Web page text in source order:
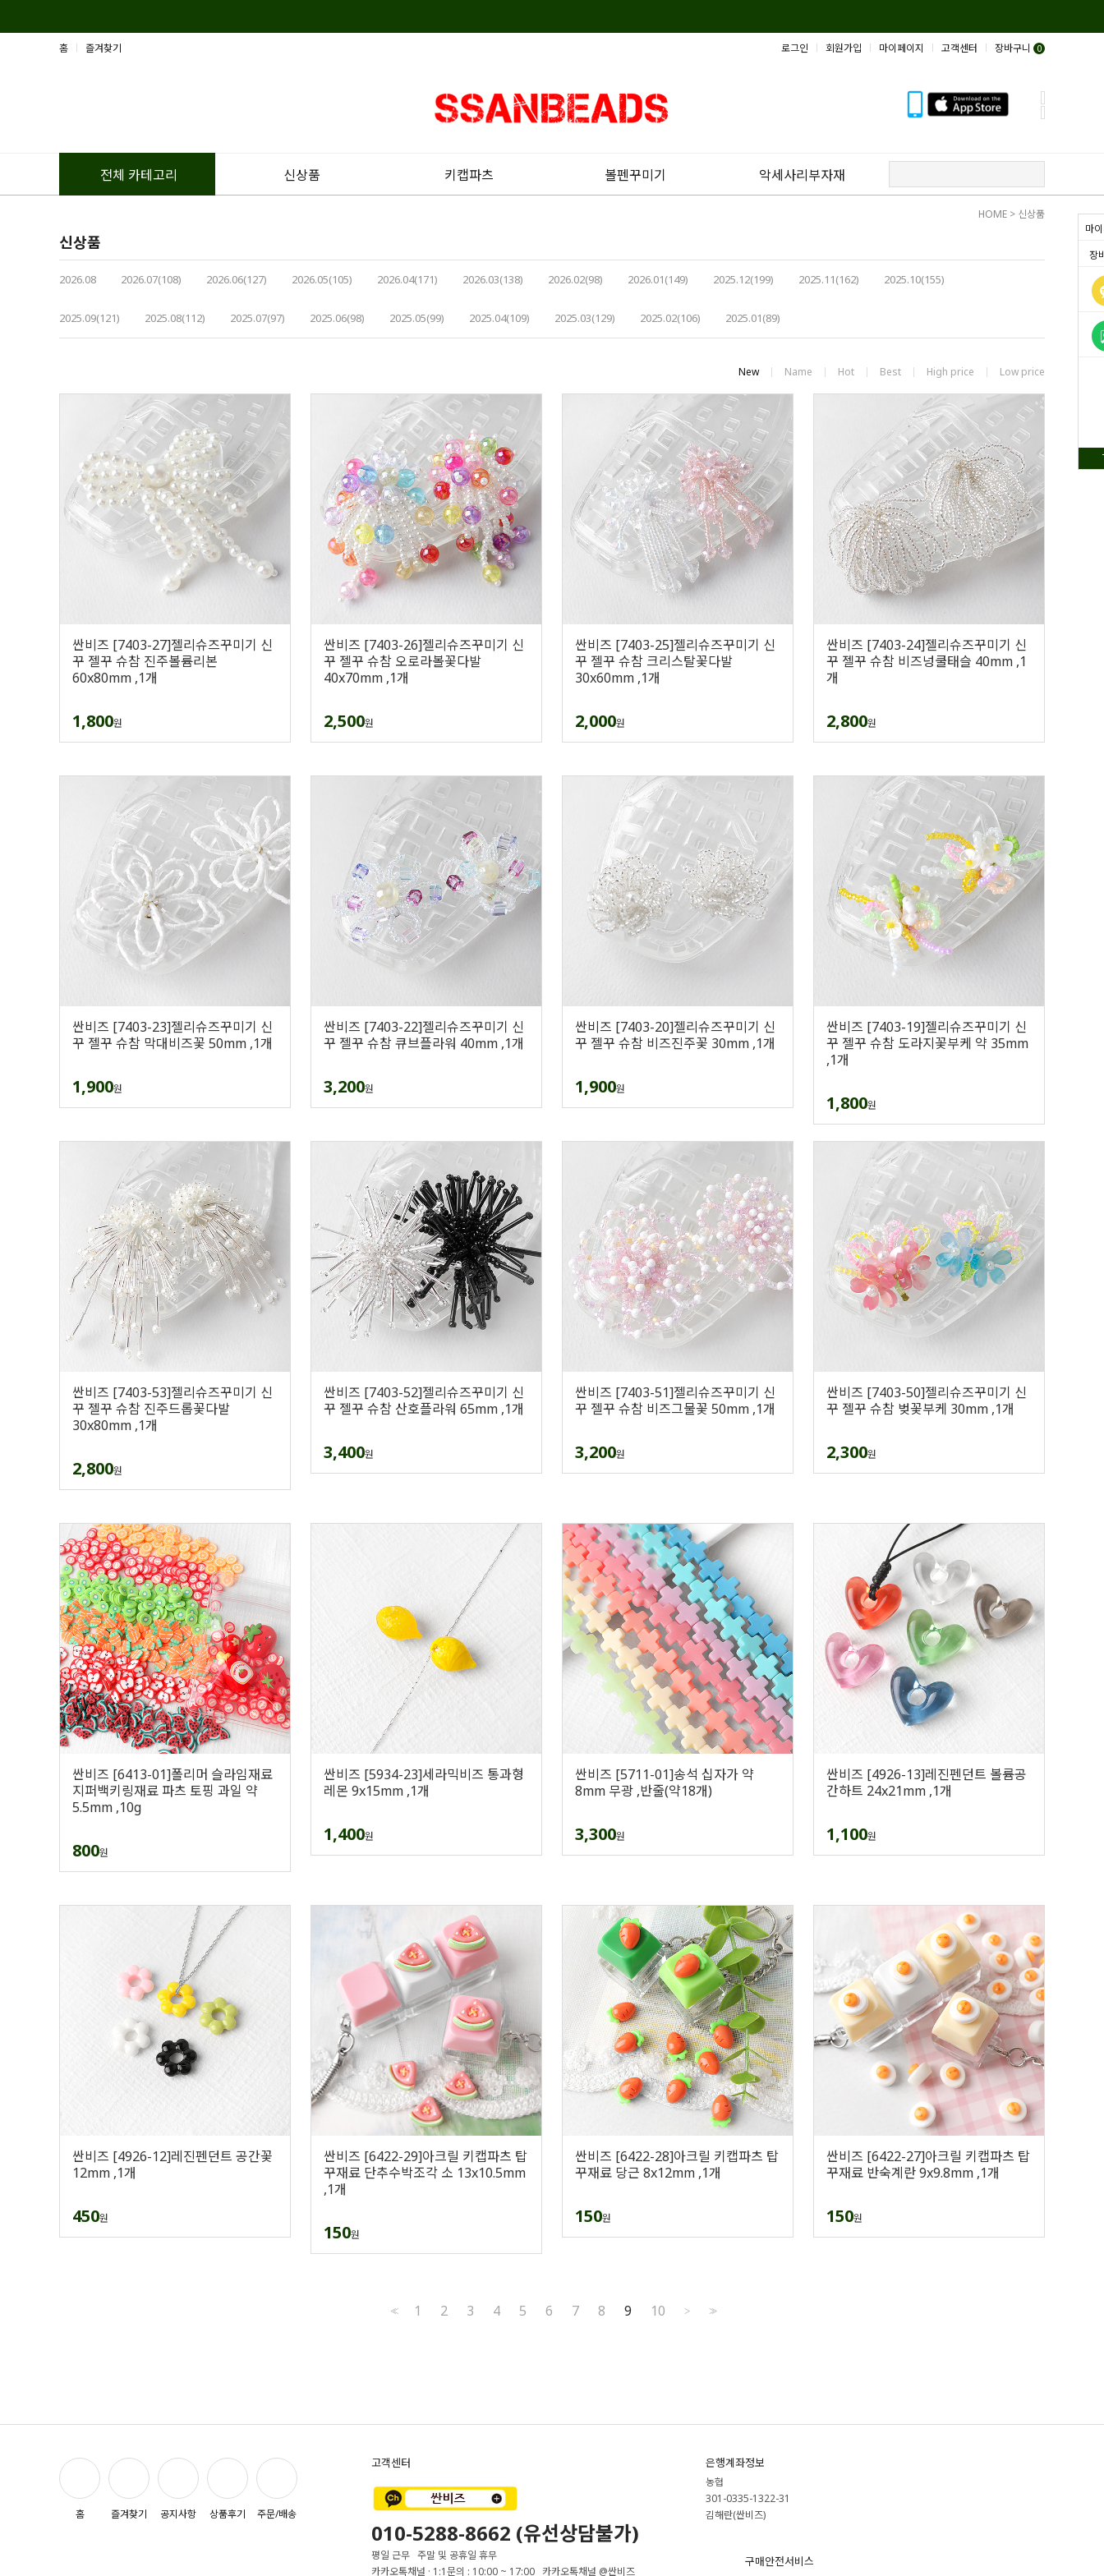
마
장
홈 즐겨찾기 로그인 회원가입 마이페이지 고객센터 장바구니 0
전체 카테고리 신상품 키캡파츠 볼펜꾸미기 악세사리부자재
HOME > 신상품
신상품
2026.08 2026.07(108) 2026.06(127) 2026.05(105) 2026.04(171) 2026.03(138) 2026.02(98) 2026.01(149) 2025.12(199) 2025.11(162) 2025.10(155)
2025.09(121) 2025.08(112) 2025.07(97) 2025.06(98) 2025.05(99) 2025.04(109) 2025.03(129) 2025.02(106) 2025.01(89)
New Name Hot Best High price Low price
싼비즈 [7403-27]젤리슈즈꾸미기 신
꾸 젤꾸 슈참 진주볼륨리본
60x80mm ,1개
1,800원
싼비즈 [7403-26]젤리슈즈꾸미기 신
꾸 젤꾸 슈참 오로라볼꽃다발
40x70mm ,1개
2,500원
싼비즈 [7403-25]젤리슈즈꾸미기 신
꾸 젤꾸 슈참 크리스탈꽃다발
30x60mm ,1개
2,000원
싼비즈 [7403-24]젤리슈즈꾸미기 신
꾸 젤꾸 슈참 비즈넝쿨태슬 40mm ,1
개
2,800원
싼비즈 [7403-23]젤리슈즈꾸미기 신
꾸 젤꾸 슈참 막대비즈꽃 50mm ,1개
1,900원
싼비즈 [7403-22]젤리슈즈꾸미기 신
꾸 젤꾸 슈참 큐브플라워 40mm ,1개
3,200원
싼비즈 [7403-20]젤리슈즈꾸미기 신
꾸 젤꾸 슈참 비즈진주꽃 30mm ,1개
1,900원
싼비즈 [7403-19]젤리슈즈꾸미기 신
꾸 젤꾸 슈참 도라지꽃부케 약 35mm
,1개
1,800원
싼비즈 [7403-53]젤리슈즈꾸미기 신
꾸 젤꾸 슈참 진주드롭꽃다발
30x80mm ,1개
2,800원
싼비즈 [7403-52]젤리슈즈꾸미기 신
꾸 젤꾸 슈참 산호플라워 65mm ,1개
3,400원
싼비즈 [7403-51]젤리슈즈꾸미기 신
꾸 젤꾸 슈참 비즈그물꽃 50mm ,1개
3,200원
싼비즈 [7403-50]젤리슈즈꾸미기 신
꾸 젤꾸 슈참 벚꽃부케 30mm ,1개
2,300원
싼비즈 [6413-01]폴리머 슬라임재료
지퍼백키링재료 파츠 토핑 과일 약
5.5mm ,10g
800원
싼비즈 [5934-23]세라믹비즈 통과형
레몬 9x15mm ,1개
1,400원
싼비즈 [5711-01]송석 십자가 약
8mm 무광 ,반줄(약18개)
3,300원
싼비즈 [4926-13]레진펜던트 볼륨공
간하트 24x21mm ,1개
1,100원
싼비즈 [4926-12]레진펜던트 공간꽃
12mm ,1개
450원
싼비즈 [6422-29]아크릴 키캡파츠 탑
꾸재료 단추수박조각 소 13x10.5mm
,1개
150원
싼비즈 [6422-28]아크릴 키캡파츠 탑
꾸재료 당근 8x12mm ,1개
150원
싼비즈 [6422-27]아크릴 키캡파츠 탑
꾸재료 반숙계란 9x9.8mm ,1개
150원
<< 1 2 3 4 5 6 7 8 9 10 > >>
홈 즐겨찾기 공지사항 상품후기 주문/배송
고객센터
010-5288-8662 (유선상담불가)
평일 근무 주말 및 공휴일 휴무
카카오톡채널 · 1:1문의 : 10:00 ~ 17:00 카카오톡채널 @싼비즈
은행계좌정보
농협
301-0335-1322-31
김해란(싼비즈)
구매안전서비스